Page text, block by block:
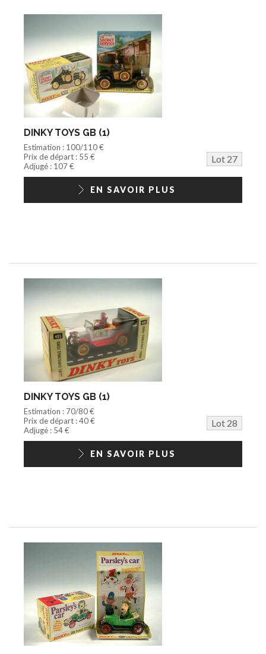
DINKY TOYS GB (1)
Estimation : 100/110 €
Prix de départ : 55 €
Lot 27
Adjugé : 107 €
EN SAVOIR PLUS
DINKY TOYS GB (1)
Estimation : 70/80 €
Prix de départ : 40 €
Lot 28
Adjugé : 54 €
EN SAVOIR PLUS